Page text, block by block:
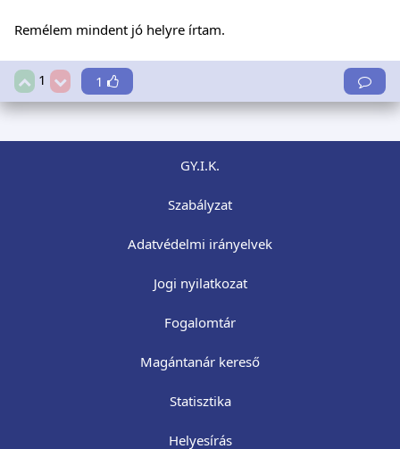
Remélem mindent jó helyre írtam.
1 1
GY.I.K.
Szabályzat
Adatvédelmi irányelvek
Jogi nyilatkozat
Fogalomtár
Magántanár kereső
Statisztika
Helyesírás